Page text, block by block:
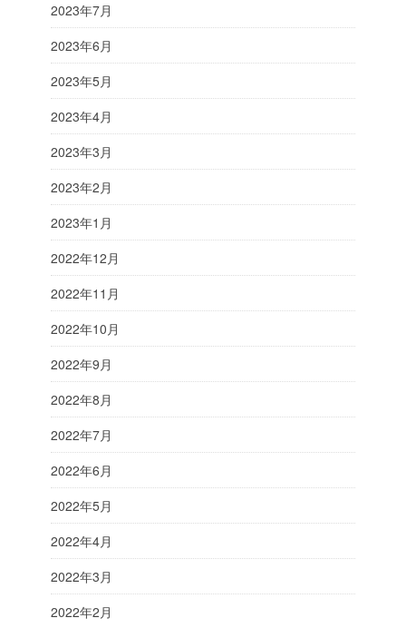
2023年7月
2023年6月
2023年5月
2023年4月
2023年3月
2023年2月
2023年1月
2022年12月
2022年11月
2022年10月
2022年9月
2022年8月
2022年7月
2022年6月
2022年5月
2022年4月
2022年3月
2022年2月